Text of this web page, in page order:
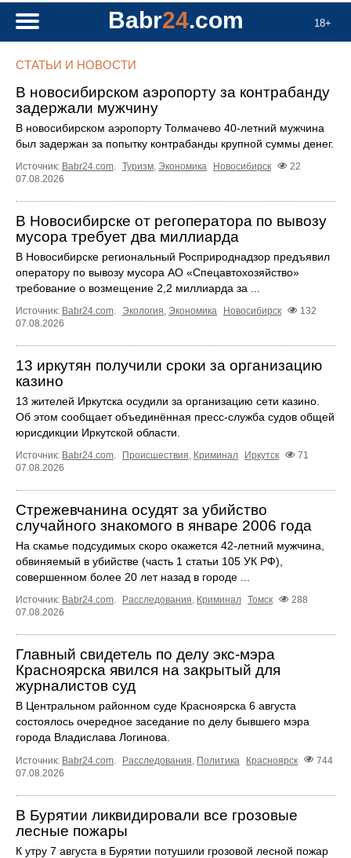
18+
Babr24.com
СТАТЬИ И НОВОСТИ
В новосибирском аэропорту за контрабанду
задержали мужчину
В новосибирском аэропорту Толмачево 40-летний мужчина
был задержан за попытку контрабанды крупной суммы денег.
Источник: Babr24.com. Туризм, Экономика Новосибирск
22
07.08.2026
В Новосибирске от регоператора по вывозу
мусора требует два миллиарда
В Новосибирске региональный Росприроднадзор предъявил
оператору по вывозу мусора АО «Спецавтохозяйство»
требование о возмещение 2,2 миллиарда за ...
Источник: Babr24.com. Экология, Экономика Новосибирск
132
07.08.2026
13 иркутян получили сроки за организацию
казино
13 жителей Иркутска осудили за организацию сети казино.
Об этом сообщает объединённая пресс‑служба судов общей
юрисдикции Иркутской области.
Источник: Babr24.com. Происшествия, Криминал Иркутск
71
07.08.2026
Стрежевчанина осудят за убийство
случайного знакомого в январе 2006 года
На скамье подсудимых скоро окажется 42-летний мужчина,
обвиняемый в убийстве (часть 1 статьи 105 УК РФ),
совершенном более 20 лет назад в городе ...
Источник: Babr24.com. Расследования, Криминал Томск
288
07.08.2026
Главный свидетель по делу экс-мэра
Красноярска явился на закрытый для
журналистов суд
В Центральном районном суде Красноярска 6 августа
состоялось очередное заседание по делу бывшего мэра
города Владислава Логинова.
Источник: Babr24.com Расследования Политика Красноярск
744
07.08.2026
В Бурятии ликвидировали все грозовые
лесные пожары
К утру 7 августа в Бурятии потушили грозовой лесной пожар